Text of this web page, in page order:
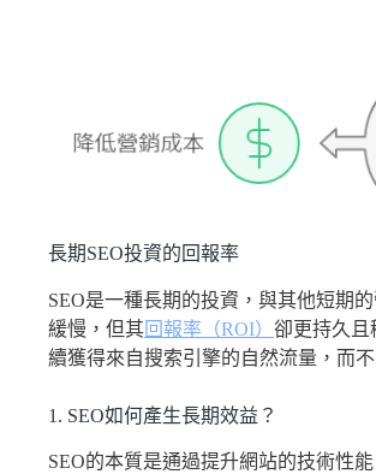
長期SEO投資的回報率
SEO是一種長期的投資，與其他短期
緩慢，但其回報率（ROI） 卻更持久且
續獲得來自搜索引擎的自然流量，而
1. SEO如何產生長期效益？
SEO的本質是通過提升網站的技術性